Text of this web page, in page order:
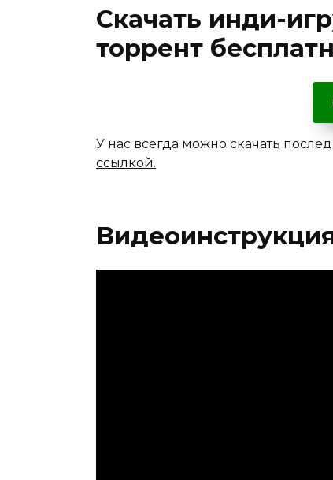
Скачать инди-
торрент
У нас всегда можно скачать
ссылкой.